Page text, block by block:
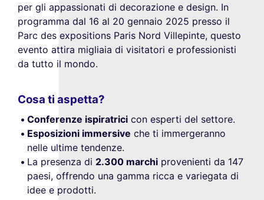
per gli appassionati di decorazione e design. In
programma dal 16 al 20 gennaio 2025 presso il
Parc des expositions Paris Nord Villepinte, questo
evento attira migliaia di visitatori e professionisti
da tutto il mondo.
Cosa ti aspetta?
Conferenze ispiratrici con esperti del settore.
Esposizioni immersive che ti immergeranno
nelle ultime tendenze.
La presenza di 2.300 marchi provenienti da 147
paesi, offrendo una gamma ricca e variegata di
idee e prodotti.